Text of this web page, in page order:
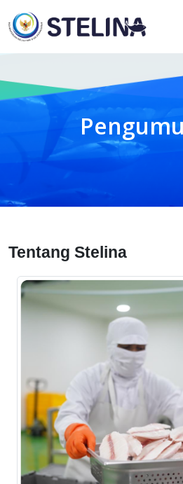
Tentang Stelina